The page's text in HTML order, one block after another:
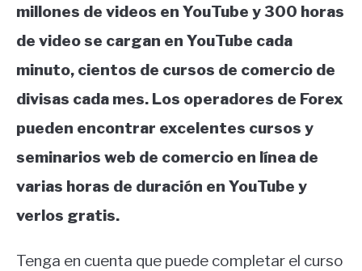
millones de videos en YouTube y 300 horas
de video se cargan en YouTube cada
minuto, cientos de cursos de comercio de
divisas cada mes. Los operadores de Forex
pueden encontrar excelentes cursos y
seminarios web de comercio en línea de
varias horas de duración en YouTube y
verlos gratis.
Tenga en cuenta que puede completar el curso